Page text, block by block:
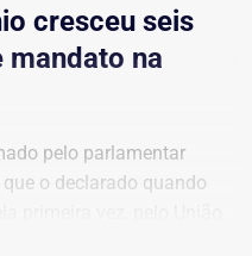
cresceu seis
mandato na
pelo parlamentar
o declarado quando